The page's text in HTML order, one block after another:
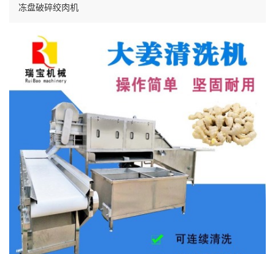
冻盘破碎绞肉机